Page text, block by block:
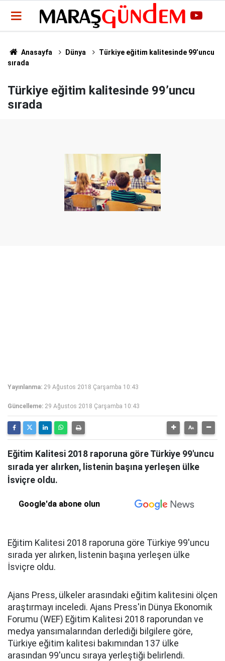
Anasayfa Dünya
Türkiye eğitim kalitesinde 99’uncu
sırada
Türkiye eğitim kalitesinde 99’uncu
sırada
Yayınlanma: 29 Ağustos 2018 Çarşamba 10:43
Güncelleme: 29 Ağustos 2018 Çarşamba 10:43
Eğitim Kalitesi 2018 raporuna göre Türkiye 99'uncu
sırada yer alırken, listenin başına yerleşen ülke
İsviçre oldu.
Google'da abone olun
Eğitim Kalitesi 2018 raporuna göre Türkiye 99'uncu
sırada yer alırken, listenin başına yerleşen ülke
İsviçre oldu.
Ajans Press, ülkeler arasındaki eğitim kalitesini ölçen
araştırmayı inceledi. Ajans Press'in Dünya Ekonomik
Forumu (WEF) Eğitim Kalitesi 2018 raporundan ve
medya yansımalarından derlediği bilgilere göre,
Türkiye eğitim kalitesi bakımından 137 ülke
arasından 99'uncu sıraya yerleştiği belirlendi.